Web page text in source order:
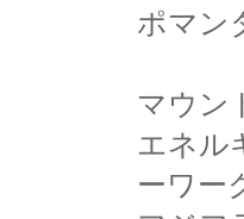
ポマン
マウン
エネル
ーワー